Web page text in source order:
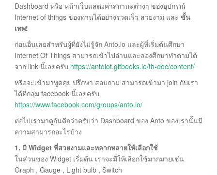
Dashboard หรือ หน้าเว็บแสดงค่าสถานะต่างๆ ของอุปกรณ์
Internet of things ของท่านได้อย่างรวดเร็ว สวยงาม และ ขั้น
เทพ!
ก่อนอื่นเลยสำหรับผู้ที่ยังไม่รู้จัก Anto.io และผู้ที่เริ่มต้นศึกษา
Internet Of Things สามารถเข้าไปอ่านและลองศึกษาทำตามได้
จาก link นี้เลยครับ https://antoiot.gitbooks.io/th-doc/content/
หรือจะเข้ามาพูดคุย ปรึกษา สอบถาม สามารถเข้ามา join กับเรา
ได้ที่กลุ่ม facebook นี้เลยครับ
https://www.facebook.com/groups/anto.io/
ต่อไปเรามาดูกันดีกว่าครับว่า Dashboard ของ Anto ของเรานั้นมี
ความสามารถอะไรบ้าง
1. มี Widget ที่สวยงามและหลากหลายให้เลือกใช้
ในส่วนของ Widget เริ่มต้น เราจะมีให้เลือกใช้มากมายเช่น
Graph , Gauge , Light bulb , Switch